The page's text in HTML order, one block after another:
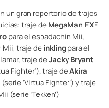
un gran repertorio de trajes
traje de MegaMan.EXE
para el espadachín Mii,
Mii, traje de inklingpara el
traje deJacky Bryant
Fighter’), traje deAkira
‘Virtua Fighter’) y traje
(serie ‘Tekken’)